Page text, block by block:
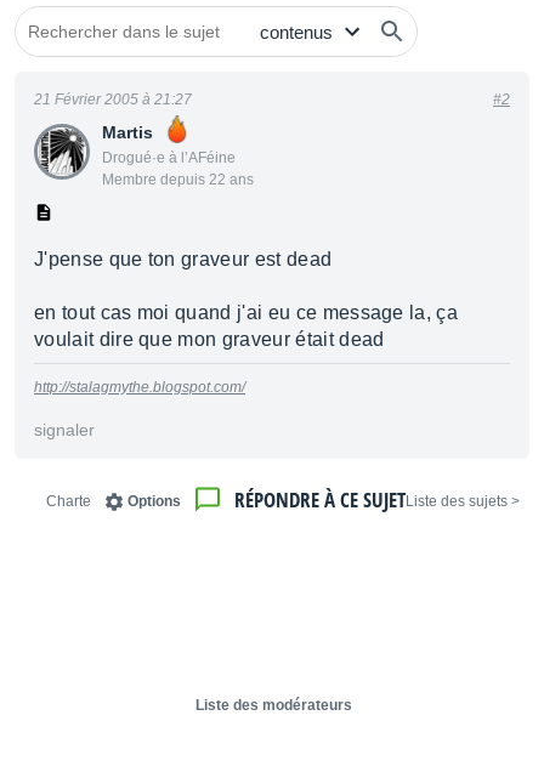
Martis
Drogué·e à l’AFéine
Membre depuis 22 ans
21 Février 2005 à 21:27 #2
J'pense que ton graveur est dead
en tout cas moi quand j'ai eu ce message la, ça
voulait dire que mon graveur était dead
http://stalagmythe.blogspot.com/
signaler
< Liste des sujets
RÉPONDRE À CE SUJET
Options
Charte
Liste des modérateurs